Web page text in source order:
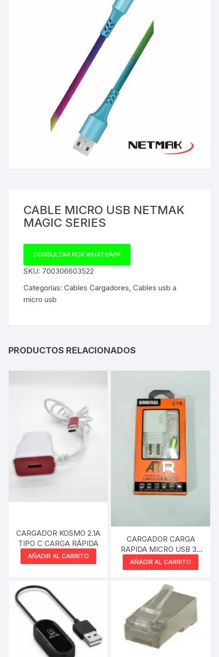
CABLE MICRO USB NETMAK
MAGIC SERIES
CONSULTAR POR WHATSAPP
SKU: 700306603522
Categorías:Cables Cargadores ,Cables usb a
micro usb
PRODUCTOS RELACIONADOS
CARGADOR KOSMO 2.1A
TIPO C CARGA RÁPIDA
AÑADIR AL CARRITO
CARGADOR CARGA
RAPIDA MICRO USB 3.1
CHARGER TRAVEL
AÑADIR AL CARRITO